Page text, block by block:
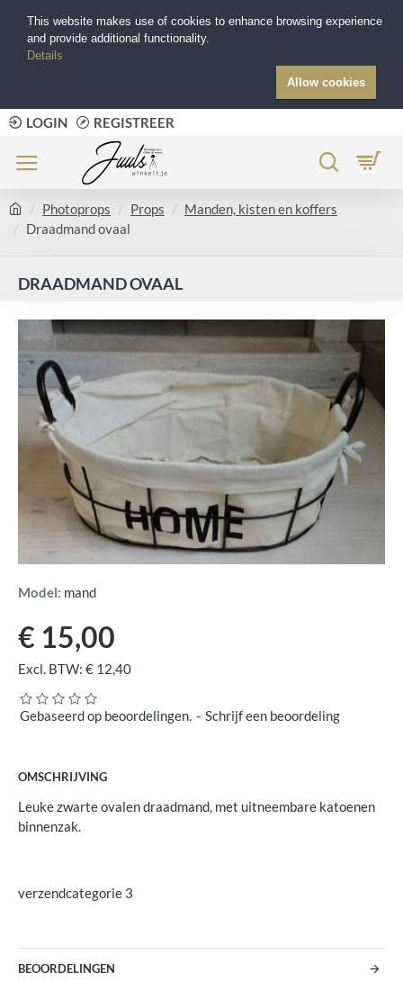
LOGIN REGISTREER
Photoprops Props
Manden, kisten en koffers
Draadmand ovaal
DRAADMAND OVAAL
Model: mand
Gebaseerd op beoordelingen. - Schrijf een beoordeling
€ 15,00
Excl. BTW: € 12,40
OMSCHRIJVING
Leuke zwarte ovalen draadmand, met uitneembare katoenen
binnenzak.
verzendcategorie 3
BEOORDELINGEN
This website makes use of cookies to enhance browsing experience
and provide additional functionality.
Details
Allow cookies